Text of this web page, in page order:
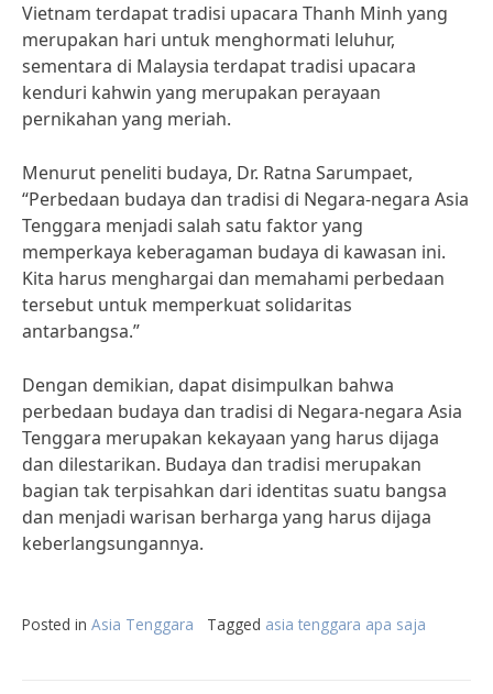
Vietnam terdapat tradisi upacara Thanh Minh yang
merupakan hari untuk menghormati leluhur,
sementara di Malaysia terdapat tradisi upacara
kenduri kahwin yang merupakan perayaan
pernikahan yang meriah.
Menurut peneliti budaya, Dr. Ratna Sarumpaet,
“Perbedaan budaya dan tradisi di Negara-negara Asia
Tenggara menjadi salah satu faktor yang
memperkaya keberagaman budaya di kawasan ini.
Kita harus menghargai dan memahami perbedaan
tersebut untuk memperkuat solidaritas
antarbangsa.”
Dengan demikian, dapat disimpulkan bahwa
perbedaan budaya dan tradisi di Negara-negara Asia
Tenggara merupakan kekayaan yang harus dijaga
dan dilestarikan. Budaya dan tradisi merupakan
bagian tak terpisahkan dari identitas suatu bangsa
dan menjadi warisan berharga yang harus dijaga
keberlangsungannya.
Posted in Asia Tenggara Tagged asia tenggara apa saja